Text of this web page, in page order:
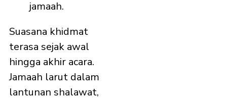
jamaah.
Suasana khidmat
terasa sejak awal
hingga akhir acara.
Jamaah larut dalam
lantunan shalawat,